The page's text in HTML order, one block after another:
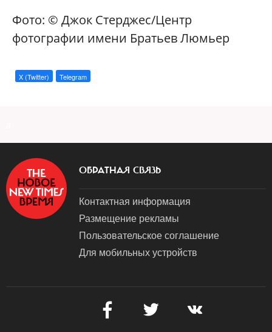
Фото: © Джок Стерджес/Центр
фотографии имени Братьев Люмьер
X (Twitter) Telegram
ОБРАТНАЯ СВЯЗЬ
Контактная информация
Размещение рекламы
Пользовательское соглашение
Для мобильных устройств